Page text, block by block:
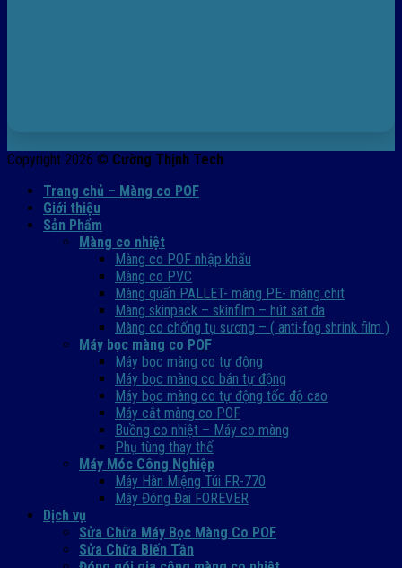
Copyright 2026 © Cường Thịnh Tech
Trang chủ – Màng co POF
Giới thiệu
Sản Phẩm
Màng co nhiệt
Màng co POF nhập khẩu
Màng co PVC
Màng quấn PALLET- màng PE- màng chit
Màng skinpack – skinfilm – hút sát da
Màng co chống tụ sương – ( anti-fog shrink film )
Máy bọc màng co POF
Máy bọc màng co tự động
Máy bọc màng co bán tự động
Máy bọc màng co tự động tốc độ cao
Máy cắt màng co POF
Buồng co nhiệt – Máy co màng
Phụ tùng thay thế
Máy Móc Công Nghiệp
Máy Hàn Miệng Túi FR-770
Máy Đóng Đai FOREVER
Dịch vụ
Sửa Chữa Máy Bọc Màng Co POF
Sửa Chữa Biến Tần